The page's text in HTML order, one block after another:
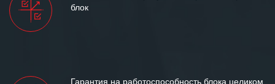
блок
Гарантия на работоспособность блока целиком